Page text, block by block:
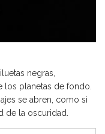
negras,
los planetas de fondo.
se abren, como si
de la oscuridad.